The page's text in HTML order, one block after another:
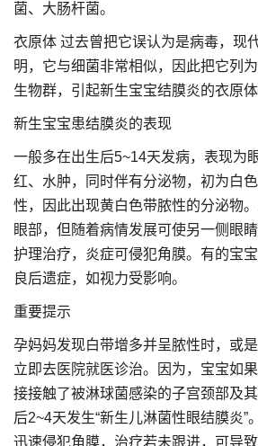
菌、大肠杆菌。
衣原体 过去曾把它误认为是病毒，现
明，它与细菌非常相似，因此把它列
生物群，引起新生宝宝结膜炎的衣原体
新生宝宝患结膜炎的表现
一般多在出生后5~14天发病，表现为
红、水肿，同时伴有分泌物，初为白
性，因此出现黄白色带脓性的分泌物
眼部，但随着病情发展可使另一侧眼
护理治疗，炎症可侵犯角膜。有的宝
良后遗症，如视力受影响。
重要提示
孕妈妈发现白带增多并呈脓性时，或
立即去医院就医诊治。因为，宝宝如
接接触了被淋球菌感染的子宫颈部及
后2~4天发生“新生儿淋菌性眼结膜炎”
迅速侵犯角膜，治疗若未跟进，可导